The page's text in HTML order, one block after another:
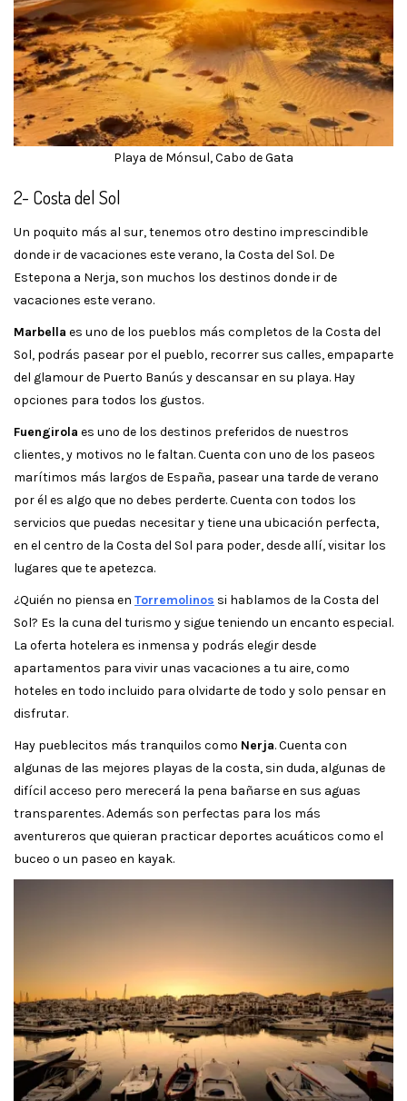
Playa de Mónsul, Cabo de Gata
2- Costa del Sol
Un poquito más al sur, tenemos otro destino imprescindible
donde ir de vacaciones este verano, la Costa del Sol. De
Estepona a Nerja, son muchos los destinos donde ir de
vacaciones este verano.
Marbella es uno de los pueblos más completos de la Costa del
Sol, podrás pasear por el pueblo, recorrer sus calles, empaparte
del glamour de Puerto Banús y descansar en su playa. Hay
opciones para todos los gustos.
Fuengirola es uno de los destinos preferidos de nuestros
clientes, y motivos no le faltan. Cuenta con uno de los paseos
marítimos más largos de España, pasear una tarde de verano
por él es algo que no debes perderte. Cuenta con todos los
servicios que puedas necesitar y tiene una ubicación perfecta,
en el centro de la Costa del Sol para poder, desde allí, visitar los
lugares que te apetezca.
¿Quién no piensa en Torremolinos si hablamos de la Costa del
Sol? Es la cuna del turismo y sigue teniendo un encanto especial.
La oferta hotelera es inmensa y podrás elegir desde
apartamentos para vivir unas vacaciones a tu aire, como
hoteles en todo incluido para olvidarte de todo y solo pensar en
disfrutar.
Hay pueblecitos más tranquilos como Nerja. Cuenta con
algunas de las mejores playas de la costa, sin duda, algunas de
difícil acceso pero merecerá la pena bañarse en sus aguas
transparentes. Además son perfectas para los más
aventureros que quieran practicar deportes acuáticos como el
buceo o un paseo en kayak.